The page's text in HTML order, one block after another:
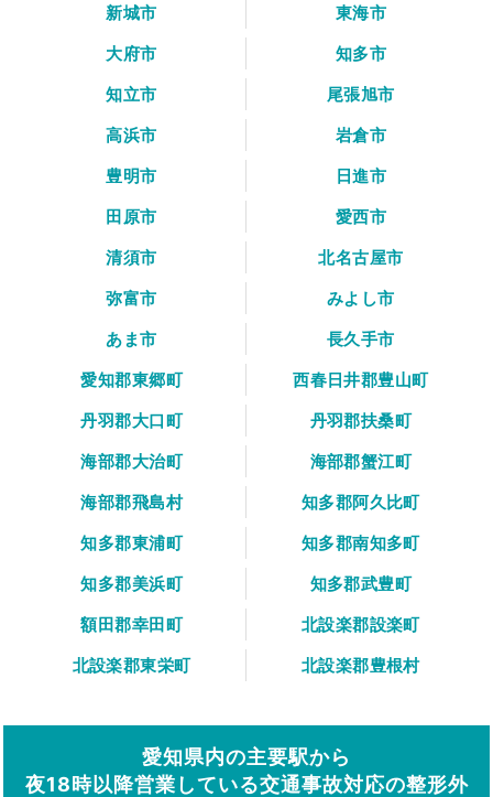
新城市
東海市
大府市
知多市
知立市
尾張旭市
高浜市
岩倉市
豊明市
日進市
田原市
愛西市
清須市
北名古屋市
弥富市
みよし市
あま市
長久手市
愛知郡東郷町
西春日井郡豊山町
丹羽郡大口町
丹羽郡扶桑町
海部郡大治町
海部郡蟹江町
海部郡飛島村
知多郡阿久比町
知多郡東浦町
知多郡南知多町
知多郡美浜町
知多郡武豊町
額田郡幸田町
北設楽郡設楽町
北設楽郡東栄町
北設楽郡豊根村
愛知県内の主要駅から
夜18時以降営業している交通事故対応の整形外